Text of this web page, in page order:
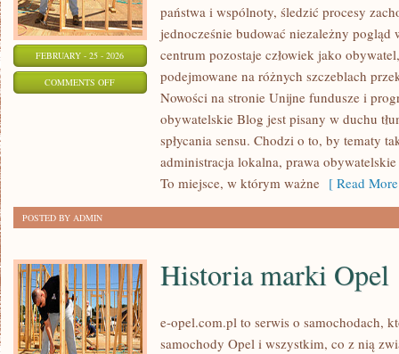
FEBRUARY - 25 - 2026
COMMENTS OFFON
FUNDUSZE
PROGRAMY
państwa i wspólnoty, śledzić procesy
jednocześnie budować niezależny
centrum pozostaje człowiek jako
podejmowane na różnych szczeblach
Nowości na stronie Unijne fundusze i
obywatelskie Blog jest pisany w duchu
spłycania sensu. Chodzi o to, by tematy
administracja lokalna, prawa
To miejsce, w którym ważne [ Read
POSTED BY ADMIN
Historia marki Opel
e-opel.com.pl to serwis o samochodach,
samochody Opel i wszystkim, co z nią